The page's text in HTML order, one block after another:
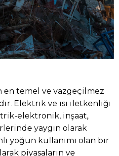
en temel ve vazgeçilmez
Elektrik ve ısı iletkenliği
elektronik, inşaat,
yaygın olarak
yoğun kullanımı olan bir
piyasaların ve